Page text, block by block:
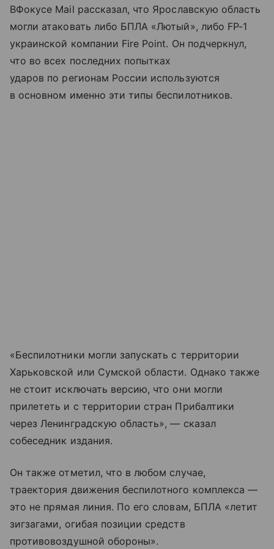
ВФокусе Mail рассказал, что Ярославскую область
могли атаковать либо БПЛА «Лютый», либо FP-1
украинской компании Fire Point. Он подчеркнул,
что во всех последних попытках
ударов по регионам России используются
в основном именно эти типы беспилотников.
«Беспилотники могли запускать с территории
Харьковской или Сумской области. Однако также
не стоит исключать версию, что они могли
прилететь и с территории стран Прибалтики
через Ленинградскую область», — сказал
собеседник издания.
Он также отметил, что в любом случае,
траектория движения беспилотного комплекса —
это не прямая линия. По его словам, БПЛА «летит
зигзагами, огибая позиции средств
противовоздушной обороны».